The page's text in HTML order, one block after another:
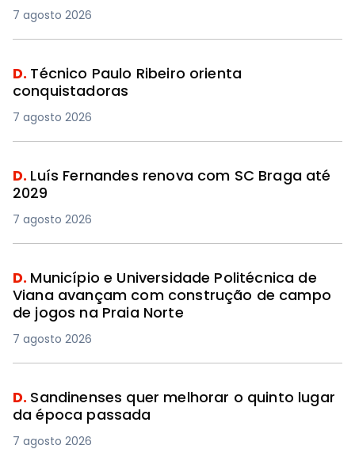
7 agosto 2026
D. Técnico Paulo Ribeiro orienta
conquistadoras
7 agosto 2026
D. Luís Fernandes renova com SC Braga até
2029
7 agosto 2026
D. Município e Universidade Politécnica de
Viana avançam com construção de campo
de jogos na Praia Norte
7 agosto 2026
D. Sandinenses quer melhorar o quinto lugar
da época passada
7 agosto 2026